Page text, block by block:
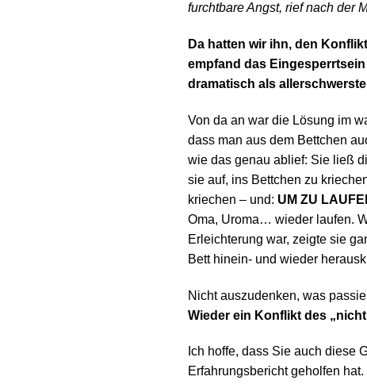
furchtbare Angst, rief nach der
Da hatten wir ihn, den
empfand das
dramatisch als
Von da an war die Lösung im
dass man aus dem Bettchen
wie das genau ablief: Sie ließ
sie auf, ins Bettchen zu
kriechen – und: UM ZU
Oma, Uroma… wieder laufen.
Erleichterung war, zeigte sie
Bett hinein- und wieder
Nicht auszudenken, was
Wieder ein Konflikt des
Ich hoffe, dass Sie auch diese
Erfahrungsbericht geholfen hat.